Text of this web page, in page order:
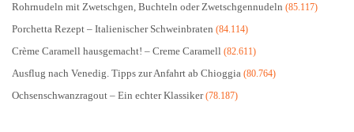
Rohrnudeln mit Zwetschgen, Buchteln oder Zwetschgennudeln (85.117)
Porchetta Rezept – Italienischer Schweinbraten (84.114)
Crème Caramell hausgemacht! – Creme Caramell (82.611)
Ausflug nach Venedig. Tipps zur Anfahrt ab Chioggia (80.764)
Ochsenschwanzragout – Ein echter Klassiker(78.187)